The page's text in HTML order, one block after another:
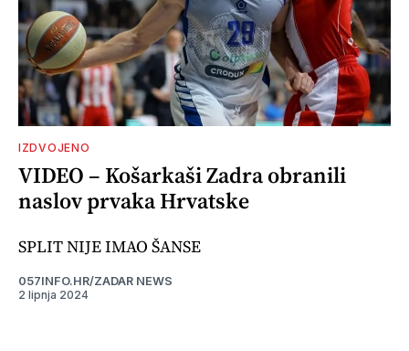
IZDVOJENO
VIDEO – Košarkaši Zadra obranili
naslov prvaka Hrvatske
SPLIT NIJE IMAO ŠANSE
057INFO.HR/ZADAR NEWS
2 lipnja 2024